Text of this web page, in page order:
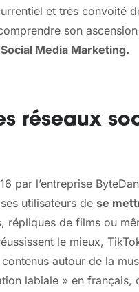
et très convoité
son
Media Marketing.
réseaux
par l’entreprise
utilisateurs de se
, répliques de films ou
le mieux,
autour de la
labiale » en français,